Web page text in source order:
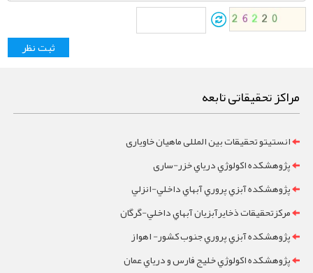
مراکز تحقیقاتی تابعه
انستیتو تحقیقات بین المللی ماهیان خاویاری
پژوهشکده اکولوژي درياي خزر-ساری
پژوهشکده آبزي پروري آبهاي داخلي-انزلي
مرکزتحقيقات ذخايرآبزيان آبهاي داخلي-گرگان
پژوهشکده آبزي پروري جنوب کشور- اهواز
پژوهشکده اکولوژي خليج فارس و درياي عمان